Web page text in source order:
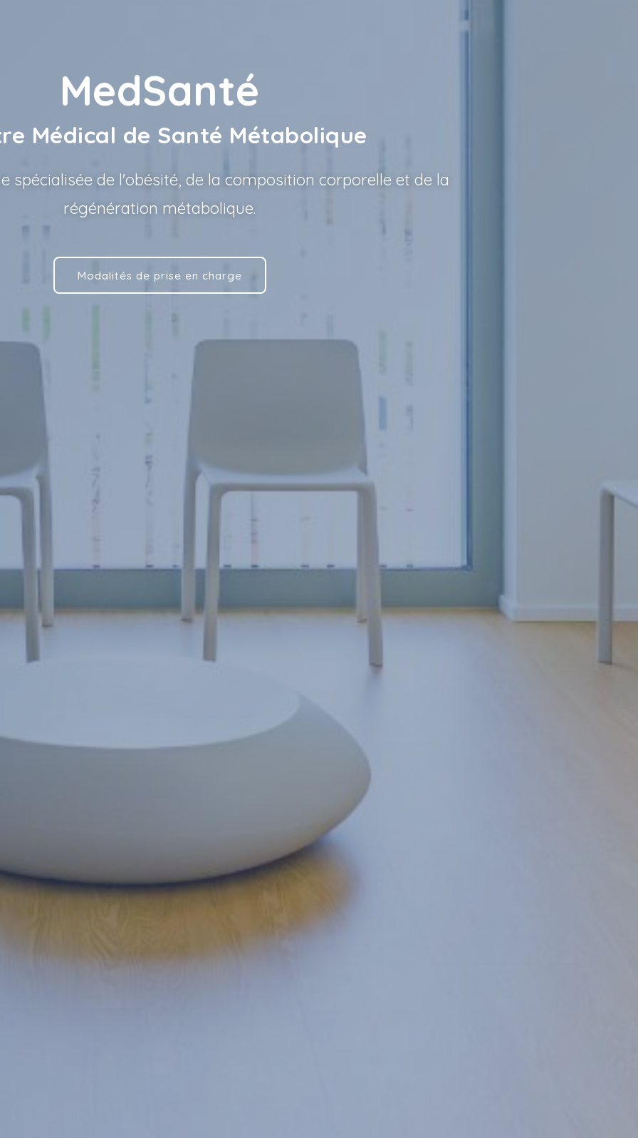
MedSanté
Médical de Santé Métabolique
spécialisée de l'obésité, de la composition corporelle et de la
régénération métabolique.
Modalités de prise en charge